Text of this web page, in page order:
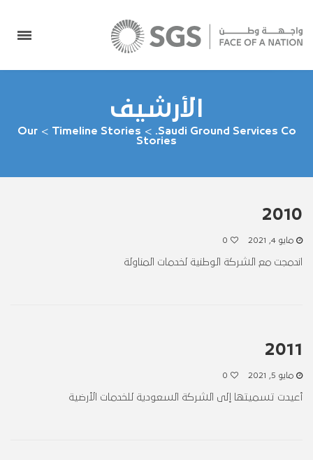
الأرشيف
Saudi Ground Services Co.
>
Timeline Stories
>
Our
Stories
2010
مايو 4, 2021 0
اندمجت مع الشركة الوطنية لخدمات المناولة
2011
مايو 5, 2021 0
أعيدت تسميتها إلى الشركة السعودية للخدمات الأرضية